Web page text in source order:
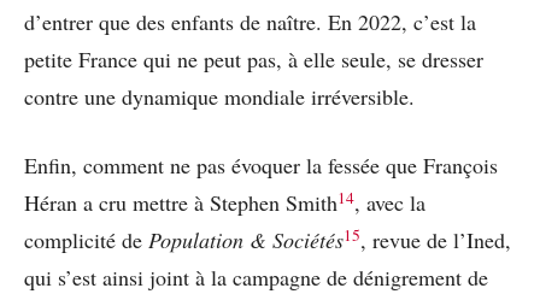
d’entrer que des enfants de naître. En 2022, c’est la
petite France qui ne peut pas, à elle seule, se dresser
contre une dynamique mondiale irréversible.
Enfin, comment ne pas évoquer la fessée que François
Héran a cru mettre à Stephen Smith14, avec la
complicité de Population & Sociétés15, revue de l’Ined,
qui s’est ainsi joint à la campagne de dénigrement de